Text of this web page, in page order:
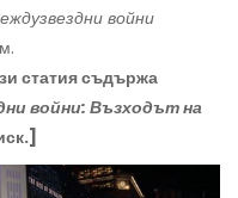
войни
статия съдържа
войни: Възходът на